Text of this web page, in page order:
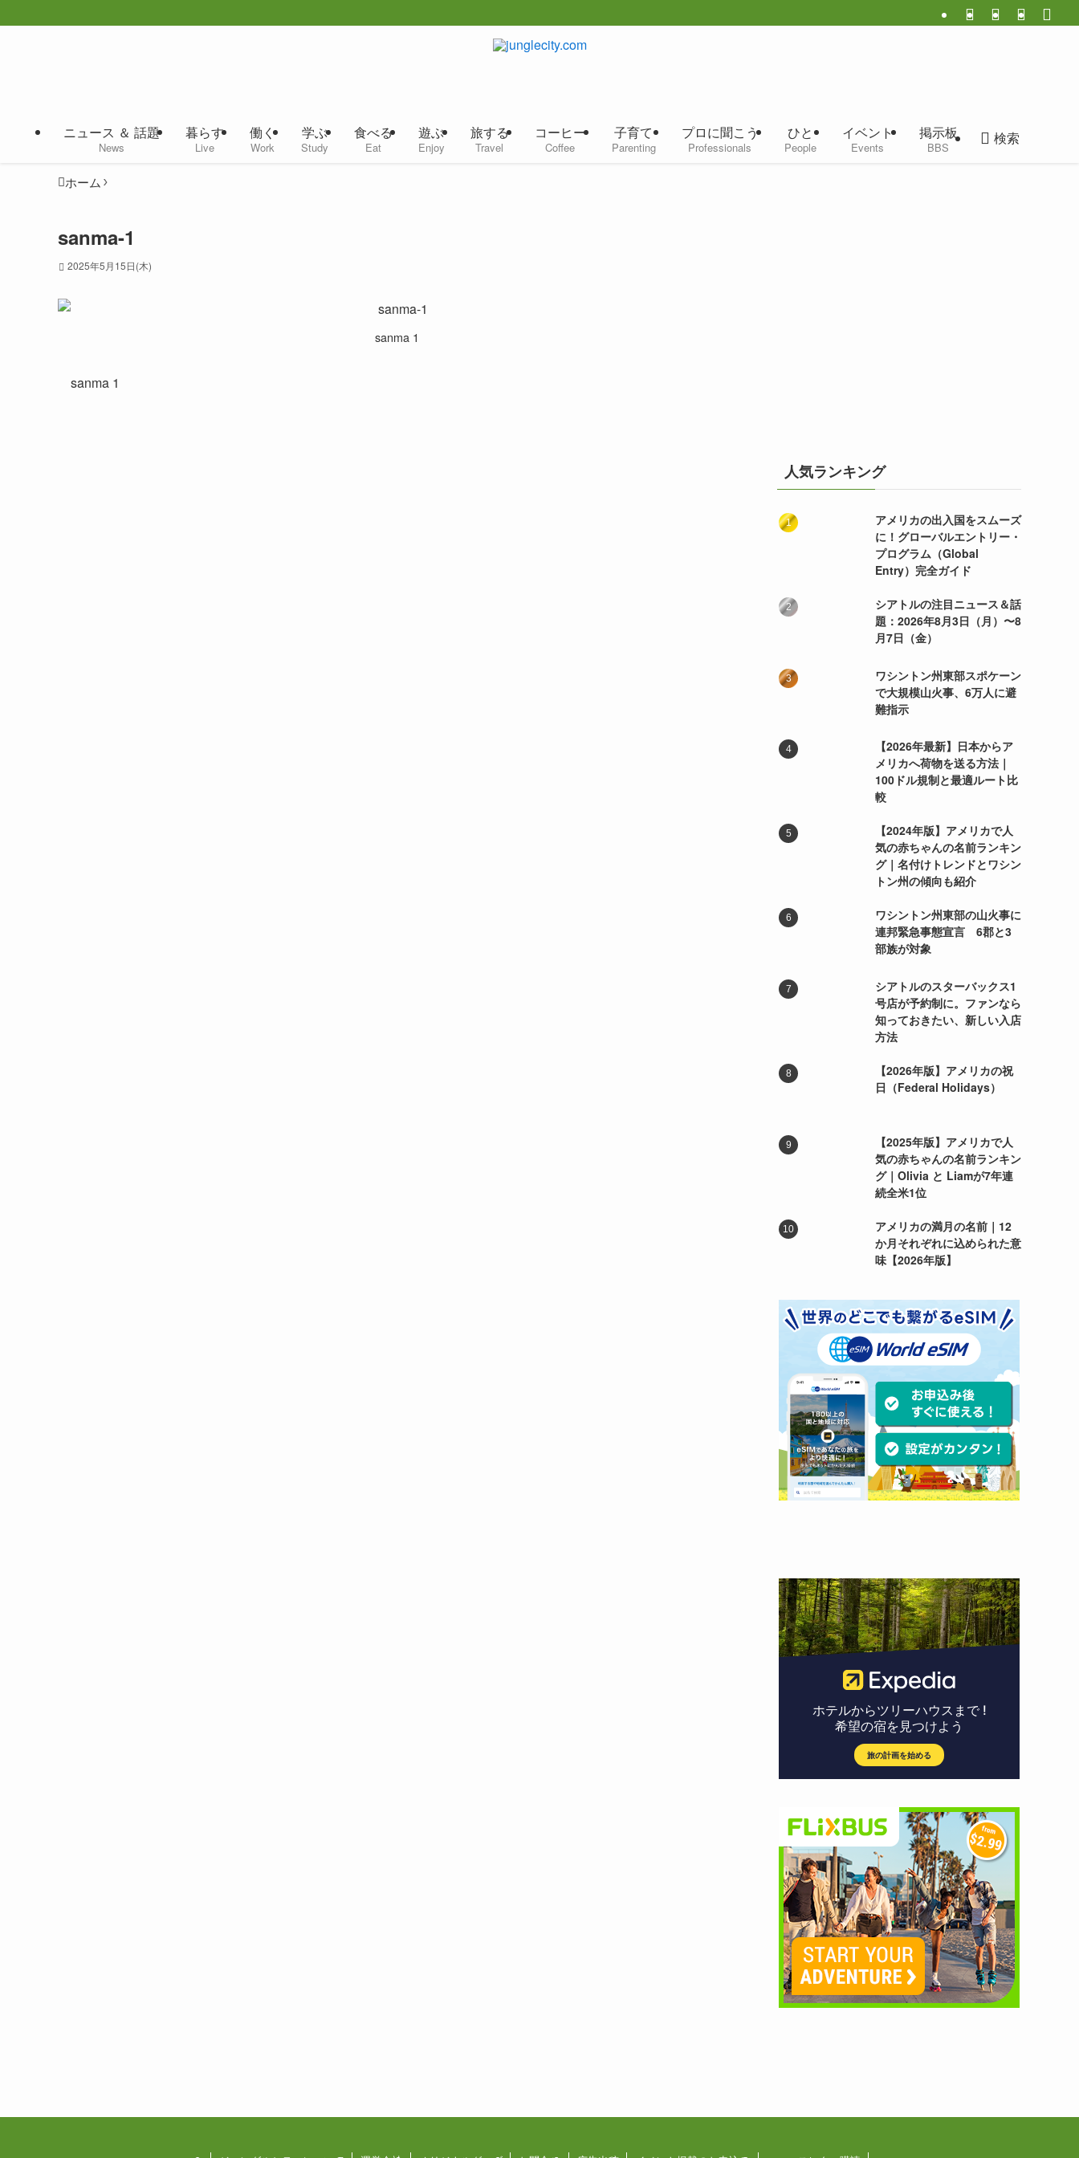
ニュース ＆ 話題
News
暮らす
Live
働く
Work
学ぶ
Study
食べる
Eat
遊ぶ
Enjoy
旅する
Travel
コーヒー
Coffee
子育て
Parenting
プロに聞こう
Professionals
ひと
People
イベント
Events
掲示板
BBS
検索
ホーム
sanma-1
2025年5月15日(木)
sanma 1
sanma 1
人気ランキング
アメリカの出入国をスムーズ
に！グローバルエントリー・
プログラム（Global
Entry）完全ガイド
シアトルの注目ニュース＆話
題：2026年8月3日（月）〜8
月7日（金）
ワシントン州東部スポケーン
で大規模山火事、6万人に避
難指示
【2026年最新】日本からア
メリカへ荷物を送る方法｜
100ドル規制と最適ルート比
較
【2024年版】アメリカで人
気の赤ちゃんの名前ランキン
グ｜名付けトレンドとワシン
トン州の傾向も紹介
ワシントン州東部の山火事に
連邦緊急事態宣言 6郡と3
部族が対象
シアトルのスターバックス1
号店が予約制に。ファンなら
知っておきたい、新しい入店
方法
【2026年版】アメリカの祝
日（Federal Holidays）
【2025年版】アメリカで人
気の赤ちゃんの名前ランキン
グ｜Olivia と Liamが7年連
続全米1位
アメリカの満月の名前｜12
か月それぞれに込められた意
味【2026年版】